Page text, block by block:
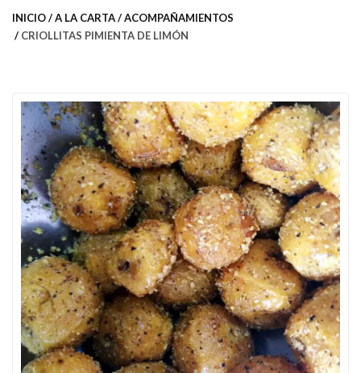
INICIO A LA CARTA
ACOMPAÑAMIENTOS
CRIOLLITAS PIMIENTA DE LIMÓN